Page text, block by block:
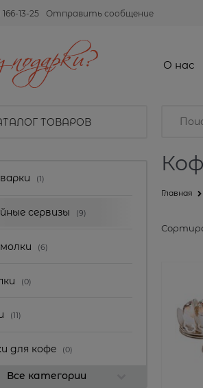
13-25 Отправить сообщение
О нас
ТОВАРОВ
(1)
сервизы (9)
(6)
(0)
(11)
для кофе (0)
Все категории
Главная